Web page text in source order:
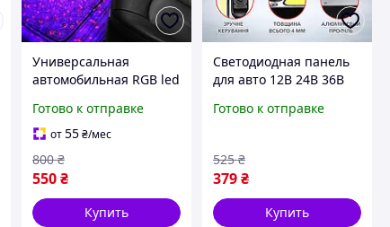
Универсальная
автомобильная RGB led
Светодиодная
подсветка в салон
автомобилЯ
Готово к отправке
от55 ₴/мес
550 ₴
800 ₴
Купить
Светодиодная панель
для авто 12В 24В 36В
панель для автомобиля
Готово к отправке
379₴
525 ₴
Купить